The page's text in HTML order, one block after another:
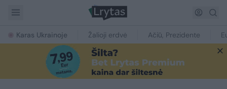
Karas Ukrainoje Žalioji erdvė Ačiū, Prezidente